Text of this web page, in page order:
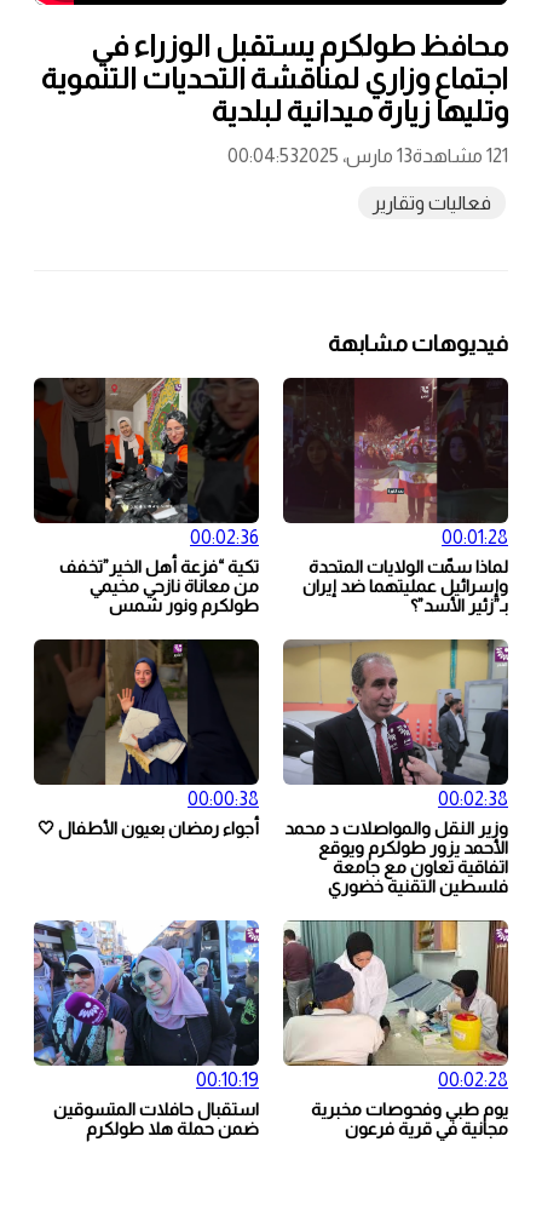
محافظ طولكرم يستقبل الوزراء في
اجتماع وزاري لمناقشة التحديات التنموية
وتليها زيارة ميدانية لبلدية
121 مشاهدة 13 مارس، 2025 00:04:53
فعاليات وتقارير
فيديوهات مشابهة
00:01:28
لماذا سمّت الولايات المتحدة
وإسرائيل عمليتهما ضد إيران
بـ”زئير الأسد”؟
00:02:36
تكية “فزعة أهل الخير”تخفف
من معاناة نازحي مخيمي
طولكرم ونور شمس
00:02:38
وزير النقل والمواصلات د محمد
الأحمد يزور طولكرم ويوقع
اتفاقية تعاون مع جامعة
فلسطين التقنية خضوري
00:00:38
أجواء رمضان بعيون الأطفال 🤍
00:02:28
يوم طبي وفحوصات مخبرية
مجانية في قرية فرعون
00:10:19
استقبال حافلات المتسوقين
ضمن حملة هلا طولكرم